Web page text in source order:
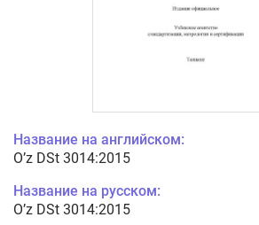
Название на английском:
O’z DSt 3014:2015
Название на русском:
O’z DSt 3014:2015